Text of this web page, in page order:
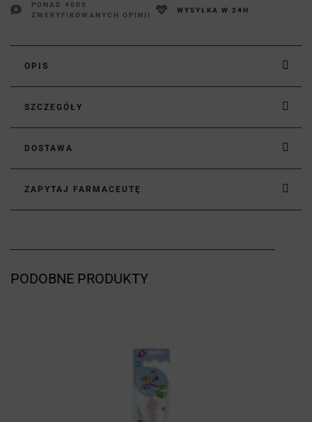
PONAD 4000
ZWERYFIKOWANYCH OPINII
WYSYŁKA W 24H
OPIS
SZCZEGÓŁY
DOSTAWA
ZAPYTAJ FARMACEUTĘ
PODOBNE PRODUKTY